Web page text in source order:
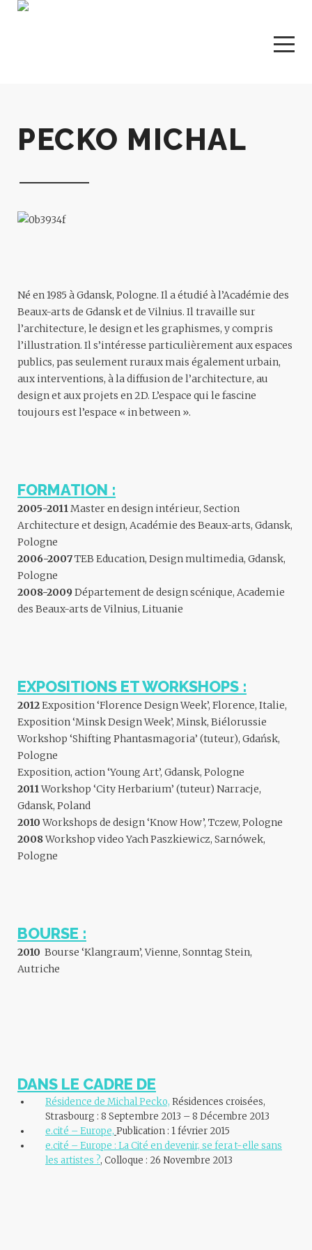
PECKO MICHAL
Né en 1985 à Gdansk, Pologne. Il a étudié à l’Académie des
Beaux-arts de Gdansk et de Vilnius. Il travaille sur
l’architecture, le design et les graphismes, y compris
l’illustration. Il s’intéresse particulièrement aux espaces
publics, pas seulement ruraux mais également urbain,
aux interventions, à la diffusion de l’architecture, au
design et aux projets en 2D. L’espace qui le fascine
toujours est l’espace « in between ».
FORMATION :
2005-2011Master en design intérieur, Section
Architecture et design, Académie des Beaux-arts, Gdansk,
Pologne
2006-2007TEB Education, Design multimedia, Gdansk,
Pologne
2008-2009Département de design scénique, Academie
des Beaux-arts de Vilnius, Lituanie
EXPOSITIONS ET WORKSHOPS :
2012Exposition ‘Florence Design Week’, Florence, Italie,
Exposition ‘Minsk Design Week’, Minsk, Biélorussie
Workshop ‘Shifting Phantasmagoria’ (tuteur), Gdańsk,
Pologne
Exposition, action ‘Young Art’, Gdansk, Pologne
2011Workshop ‘City Herbarium’ (tuteur) Narracje,
Gdansk, Poland
2010Workshops de design ‘Know How’, Tczew, Pologne
2008Workshop video Yach Paszkiewicz, Sarnówek,
Pologne
BOURSE :
2010 Bourse ‘Klangraum’, Vienne, Sonntag Stein,
Autriche
DANS LE CADRE DE
Résidence de Michal Pecko, Résidences croisées,
Strasbourg : 8 Septembre 2013 – 8 Décembre 2013
e.cité – Europe, Publication : 1 février 2015
e.cité – Europe : La Cité en devenir, se fera t-elle sans
les artistes ?, Colloque : 26 Novembre 2013